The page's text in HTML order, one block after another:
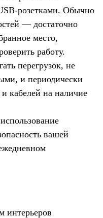
розетками. Обычно
— достаточно
место,
работу.
перегрузок, не
и периодически
и кабелей на наличие
вашей
интерьеров